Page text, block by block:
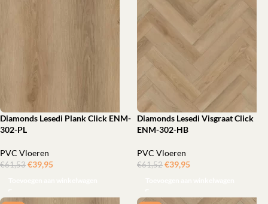
Diamonds Lesedi Plank Click ENM-
302-PL
PVC Vloeren
€61,53 €39,95
Diamonds Lesedi Visgraat Click
ENM-302-HB
PVC Vloeren
€61,52 €39,95